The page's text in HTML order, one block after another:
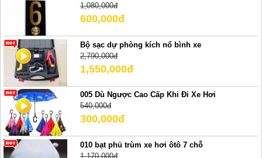
1,080,000đ
600,000đ
Bộ sạc dự phòng kích nổ bình xe
2,790,000đ
1,550,000đ
005 Dù Ngược Cao Cấp Khi Đi Xe Hơi
540,000đ
300,000đ
010 bạt phủ trùm xe hơi ôtô 7 chỗ
1,170,000đ